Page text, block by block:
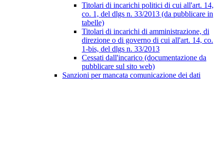
Titolari di incarichi politici di cui all'art. 14,
co. 1, del dlgs n. 33/2013 (da pubblicare in
tabelle)
Titolari di incarichi di amministrazione, di
direzione o di governo di cui all'art. 14, co.
1-bis, del dlgs n. 33/2013
Cessati dall'incarico (documentazione da
pubblicare sul sito web)
Sanzioni per mancata comunicazione dei dati